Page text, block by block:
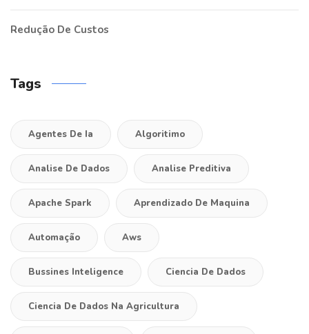
Redução De Custos
Tags
Agentes De Ia Algoritimo
Analise De Dados Analise Preditiva
Apache Spark Aprendizado De Maquina
Automação Aws
Bussines Inteligence Ciencia De Dados
Ciencia De Dados Na Agricultura